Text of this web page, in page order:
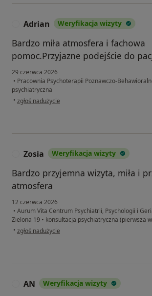
Adrian Weryfikacja wizyty
Bardzo miła atmosfera i fachowa
pomoc.Przyjazne podejście do
29 czerwca 2026
• Pracownia Psychoterapii Poznawczo-
psychiatryczna
• w opinii użytkownika Adrian
zgłoś nadużycie
Zosia Weryfikacja wizyty
Bardzo przyjemna wizyta, miła i
atmosfera
12 czerwca 2026
• Aurum Vita Centrum Psychiatrii, Psychologii i
Zielona 19 • konsultacja psychiatryczna (pierwsza
• w opinii użytkownika Zosia
zgłoś nadużycie
AN Weryfikacja wizyty